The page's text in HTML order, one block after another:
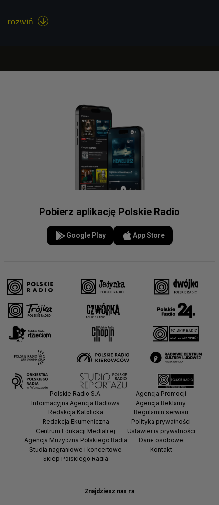
rozwiń 
Pobierz aplikację Polskie Radio
Google Play App Store
Znajdziesz nas na
Polskie Radio S.A.
Informacyjna Agencja Radiowa
Redakcja Katolicka
Redakcja Ekumeniczna
Centrum Edukacji Medialnej
Agencja Muzyczna Polskiego Radia
Studia nagraniowe i koncertowe
Sklep Polskiego Radia
Agencja Promocji
Agencja Reklamy
Regulamin serwisu
Polityka prywatności
Ustawienia prywatności
Dane osobowe
Kontakt